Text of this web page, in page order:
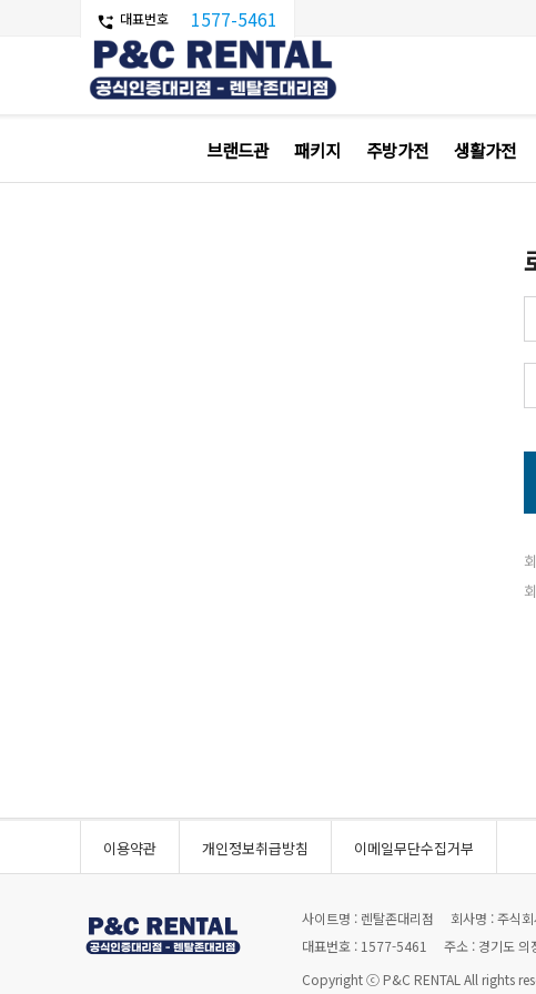
1577-5461
브랜드관 패키지 주방가전 생활가전
이용약관 개인정보취급방침 이메일무단수집거부
사이트명 : 렌탈존대리점 회사명 : 주식
대표번호 : 1577-5461
주소 : 경기도
Copyright ⓒ P&C RENTAL All rights